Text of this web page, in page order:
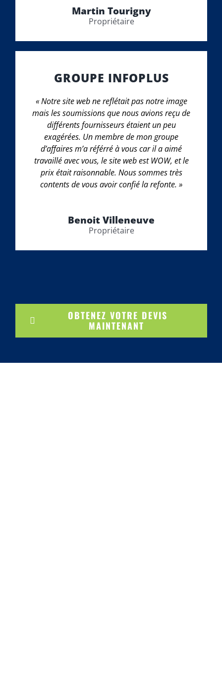
Martin Tourigny
Propriétaire
GROUPE INFOPLUS
« Notre site web ne reflétait pas notre image
mais les soumissions que nous avions reçu de
différents fournisseurs étaient un peu
exagérées. Un membre de mon groupe
d’affaires m’a référré à vous car il a aimé
travaillé avec vous, le site web est WOW, et le
prix était raisonnable. Nous sommes très
contents de vous avoir confié la refonte. »
Benoit Villeneuve
Propriétaire
OBTENEZ VOTRE DEVIS
MAINTENANT